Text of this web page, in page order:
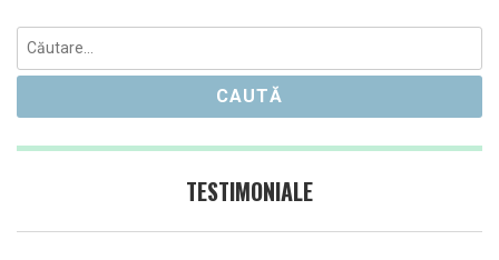
Caută
după:
TESTIMONIALE